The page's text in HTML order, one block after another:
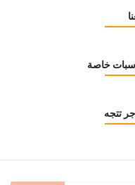
خاصة
تتجه